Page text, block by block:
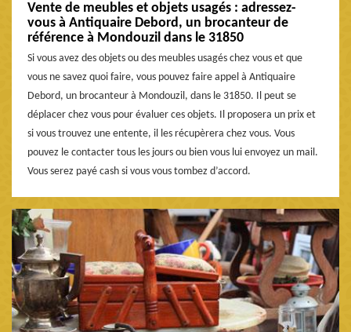
Vente de meubles et objets usagés : adressez-
vous à Antiquaire Debord, un brocanteur de
référence à Mondouzil dans le 31850
Si vous avez des objets ou des meubles usagés chez vous et que
vous ne savez quoi faire, vous pouvez faire appel à Antiquaire
Debord, un brocanteur à Mondouzil, dans le 31850. Il peut se
déplacer chez vous pour évaluer ces objets. Il proposera un prix et
si vous trouvez une entente, il les récupèrera chez vous. Vous
pouvez le contacter tous les jours ou bien vous lui envoyez un mail.
Vous serez payé cash si vous vous tombez d’accord.